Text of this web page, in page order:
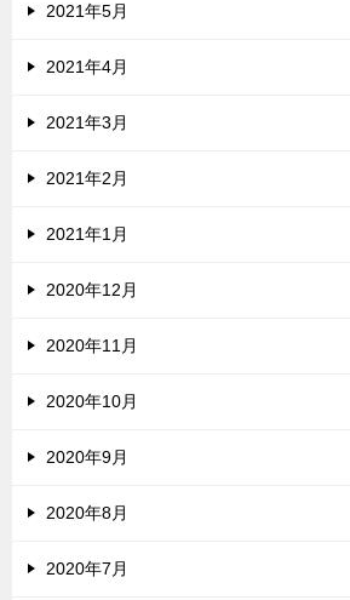
2021年5月
2021年4月
2021年3月
2021年2月
2021年1月
2020年12月
2020年11月
2020年10月
2020年9月
2020年8月
2020年7月